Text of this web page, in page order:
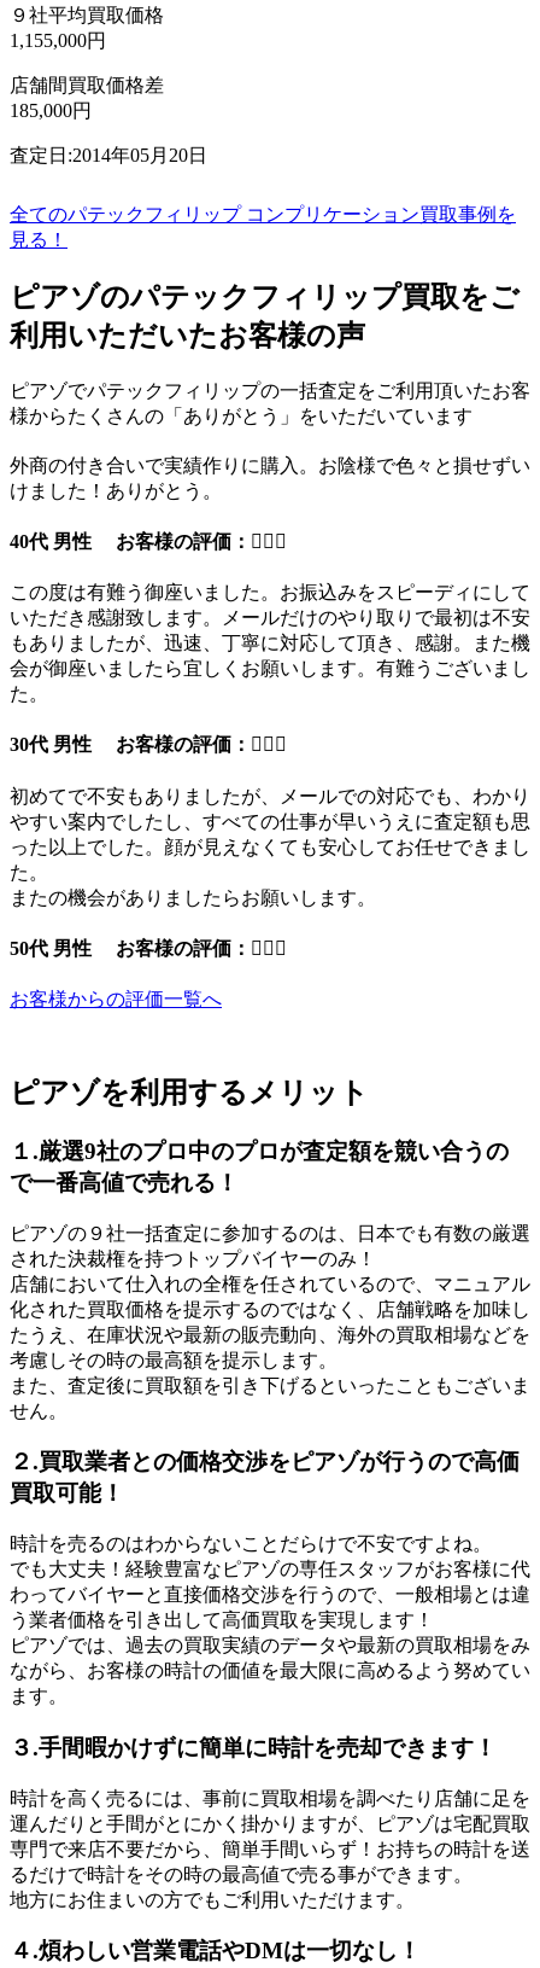
９社平均買取価格
1,155,000円
店舗間買取価格差
185,000円
査定日:2014年05月20日
全てのパテックフィリップ コンプリケーション買取事例を
見る！
ピアゾのパテックフィリップ買取をご
利用いただいたお客様の声
ピアゾでパテックフィリップの一括査定をご利用頂いたお客
様からたくさんの「ありがとう」をいただいています
外商の付き合いで実績作りに購入。お陰様で色々と損せずい
けました！ありがとう。
40代 男性 お客様の評価：
この度は有難う御座いました。お振込みをスピーディにして
いただき感謝致します。メールだけのやり取りで最初は不安
もありましたが、迅速、丁寧に対応して頂き、感謝。また機
会が御座いましたら宜しくお願いします。有難うございまし
た。
30代 男性 お客様の評価：
初めてで不安もありましたが、メールでの対応でも、わかり
やすい案内でしたし、すべての仕事が早いうえに査定額も思
った以上でした。顔が見えなくても安心してお任せできまし
た。
またの機会がありましたらお願いします。
50代 男性 お客様の評価：
お客様からの評価一覧へ
ピアゾを利用するメリット
１.厳選9社のプロ中のプロが査定額を競い合うの
で一番高値で売れる！
ピアゾの９社一括査定に参加するのは、日本でも有数の厳選
された決裁権を持つトップバイヤーのみ！
店舗において仕入れの全権を任されているので、マニュアル
化された買取価格を提示するのではなく、店舗戦略を加味し
たうえ、在庫状況や最新の販売動向、海外の買取相場などを
考慮しその時の最高額を提示します。
また、査定後に買取額を引き下げるといったこともございま
せん。
２.買取業者との価格交渉をピアゾが行うので高価
買取可能！
時計を売るのはわからないことだらけで不安ですよね。
でも大丈夫！経験豊富なピアゾの専任スタッフがお客様に代
わってバイヤーと直接価格交渉を行うので、一般相場とは違
う業者価格を引き出して高価買取を実現します！
ピアゾでは、過去の買取実績のデータや最新の買取相場をみ
ながら、お客様の時計の価値を最大限に高めるよう努めてい
ます。
３.手間暇かけずに簡単に時計を売却できます！
時計を高く売るには、事前に買取相場を調べたり店舗に足を
運んだりと手間がとにかく掛かりますが、ピアゾは宅配買取
専門で来店不要だから、簡単手間いらず！お持ちの時計を送
るだけで時計をその時の最高値で売る事ができます。
地方にお住まいの方でもご利用いただけます。
４.煩わしい営業電話やDMは一切なし！